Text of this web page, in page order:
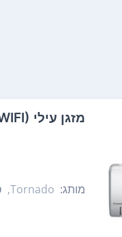
מזגן עילי TOP INV 350X (WIFI) שנת 2022 Tornado טורנדו
מותג: Tornado,